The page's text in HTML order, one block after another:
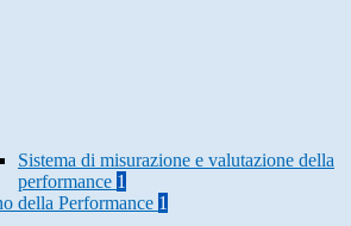
Sistema di misurazione e valutazione della
performance 1
della Performance 1